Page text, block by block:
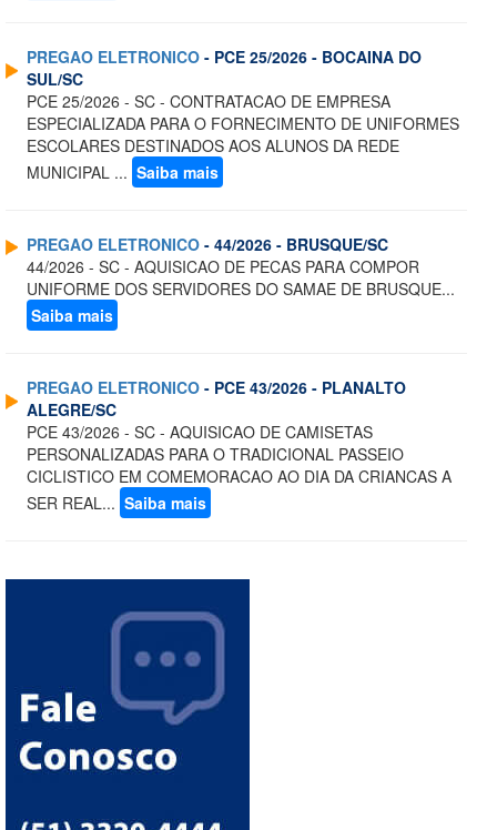
PREGAO ELETRONICO - PCE 25/2026 - BOCAINA DO
SUL/SC
PCE 25/2026 - SC - CONTRATACAO DE EMPRESA
ESPECIALIZADA PARA O FORNECIMENTO DE UNIFORMES
ESCOLARES DESTINADOS AOS ALUNOS DA REDE
MUNICIPAL ... Saiba mais
PREGAO ELETRONICO - 44/2026 - BRUSQUE/SC
44/2026 - SC - AQUISICAO DE PECAS PARA COMPOR
UNIFORME DOS SERVIDORES DO SAMAE DE BRUSQUE...
Saiba mais
PREGAO ELETRONICO - PCE 43/2026 - PLANALTO
ALEGRE/SC
PCE 43/2026 - SC - AQUISICAO DE CAMISETAS
PERSONALIZADAS PARA O TRADICIONAL PASSEIO
CICLISTICO EM COMEMORACAO AO DIA DA CRIANCAS A
SER REAL... Saiba mais